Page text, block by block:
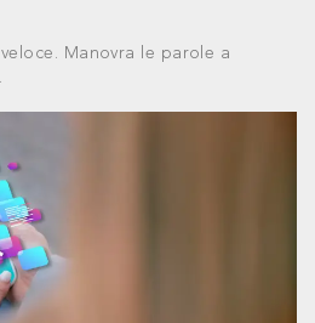
Manovra le parole a